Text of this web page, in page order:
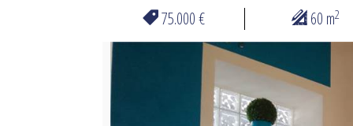
75.000 € 60 m2